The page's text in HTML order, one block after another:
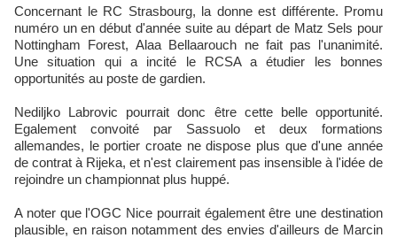
Concernant le RC Strasbourg, la donne est différente. Promu
numéro un en début d'année suite au départ de Matz Sels pour
Nottingham Forest, Alaa Bellaarouch ne fait pas l'unanimité.
Une situation qui a incité le RCSA a étudier les bonnes
opportunités au poste de gardien.
Nediljko Labrovic pourrait donc être cette belle opportunité.
Egalement convoité par Sassuolo et deux formations
allemandes, le portier croate ne dispose plus que d'une année
de contrat à Rijeka, et n'est clairement pas insensible à l'idée de
rejoindre un championnat plus huppé.
A noter que l'OGC Nice pourrait également être une destination
plausible, en raison notamment des envies d'ailleurs de Marcin